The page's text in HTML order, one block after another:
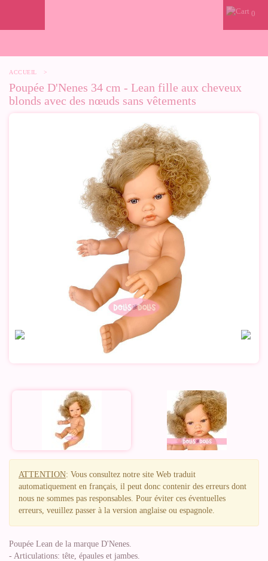
0
ACCUEIL >
Poupée D'Nenes 34 cm - Lean fille aux cheveux
blonds avec des nœuds sans vêtements
ATTENTION: Vous consultez notre site Web traduit
automatiquement en français, il peut donc contenir des erreurs dont
nous ne sommes pas responsables. Pour éviter ces éventuelles
erreurs, veuillez passer à la version anglaise ou espagnole.
Poupée Lean de la marque D'Nenes.
- Articulations: tête, épaules et jambes.